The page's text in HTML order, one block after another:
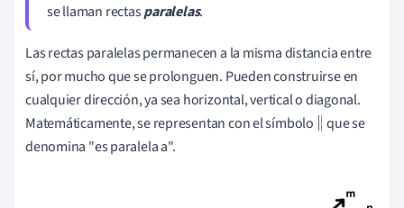
se llaman rectasparalelas.
Las rectas paralelas permanecen a la misma distancia entre
sí, por mucho que se prolonguen. Pueden construirse en
cualquier dirección, ya sea horizontal, vertical o diagonal.
Matemáticamente, se representan con el símbolo ∥ que se
denomina "es paralela a".